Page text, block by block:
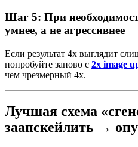
Шаг 5: При
умнее, а не агрессивнее
Если результат 4x выглядит
попробуйте заново с 2x image
чем чрезмерный 4x.
Лучшая схема
заапскейлить →